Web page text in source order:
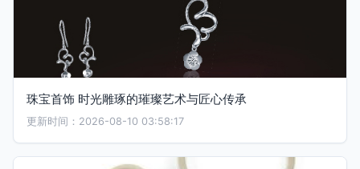
珠宝首饰 时光雕琢的璀璨艺术与匠心传承
更新时间：2026-08-10 03:58:17